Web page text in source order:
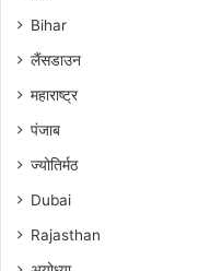
Bihar
लैंसडाउन
महाराष्ट्र
पंजाब
ज्योतिर्मठ
Dubai
Rajasthan